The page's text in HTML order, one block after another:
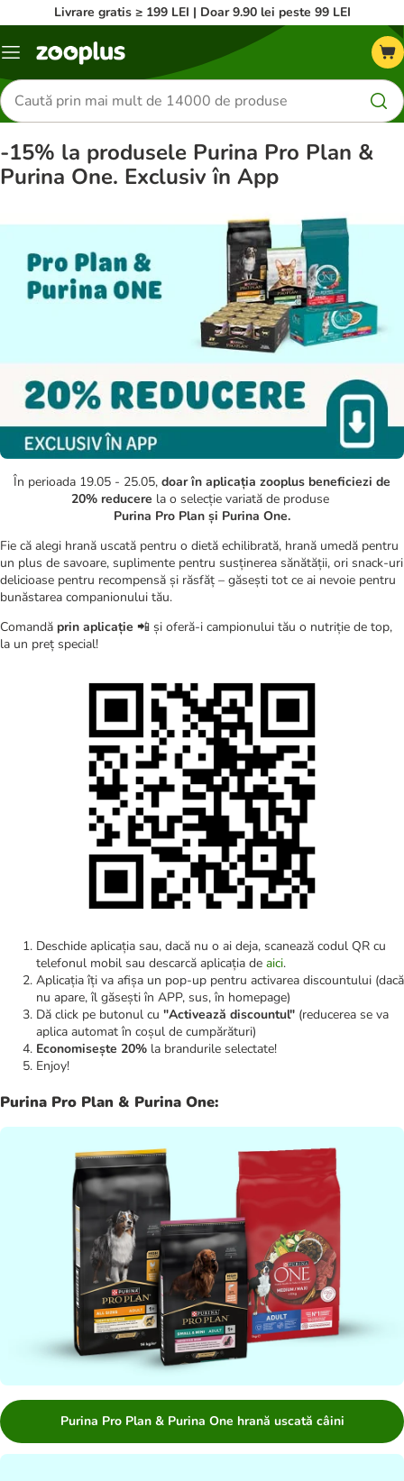
Livrare gratis ≥ 199 LEI | Doar 9.90 lei peste 99 LEI
Categorii
Căutare
produse
-15% la produsele Purina Pro Plan &
Purina One. Exclusiv în App
În perioada 19.05 - 25.05, doar în aplicația zooplus beneficiezi de
20% reducere la o selecție variată de produse
Purina Pro Plan și Purina One.
Fie că alegi hrană uscată pentru o dietă echilibrată, hrană umedă pentru
un plus de savoare, suplimente pentru susținerea sănătății, ori snack-uri
delicioase pentru recompensă și răsfăț – găsești tot ce ai nevoie pentru
bunăstarea companionului tău.
Comandă prin aplicație 📲 și oferă-i campionului tău o nutriție de top,
la un preț special!
Deschide aplicația sau, dacă nu o ai deja, scanează codul QR cu
telefonul mobil sau descarcă aplicația de aici.
Aplicația îți va afișa un pop-up pentru activarea discountului (dacă
nu apare, îl găsești în APP, sus, în homepage)
Dă click pe butonul cu "Activează discountul" (reducerea se va
aplica automat în coșul de cumpărături)
Economisește 20% la brandurile selectate!
Enjoy!
Purina Pro Plan & Purina One:
Purina Pro Plan & Purina One hrană uscată câini